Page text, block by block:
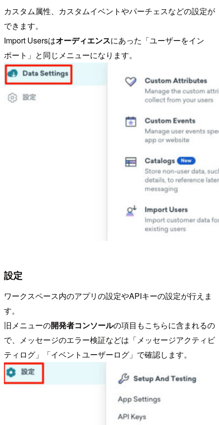
カスタム属性、カスタムイベントやパーチェスなどの設定が
できます。
Import Usersはオーディエンスにあった「ユーザーをイン
ポート」と同じメニューになります。
設定
ワークスペース内のアプリの設定やAPIキーの設定が行えま
す。
旧メニューの開発者コンソールの項目もこちらに含まれるの
で、メッセージのエラー検証などは「メッセージアクティビ
ティログ」「イベントユーザーログ」で確認します。